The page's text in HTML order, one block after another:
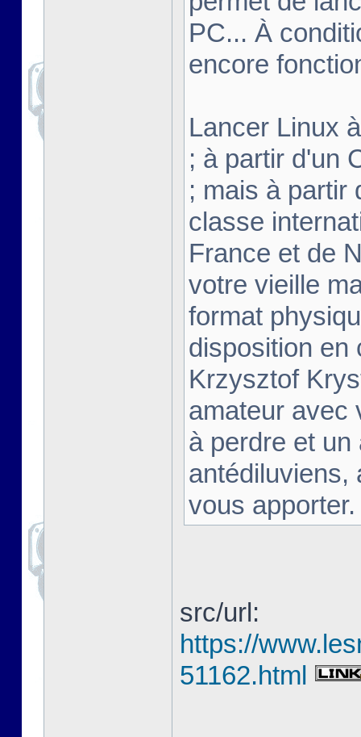
PC... À
encore
Lancer Linux
; à partir d'un
; mais à partir
classe
France et de
votre vieille
format
disposition en
Krzysztof
amateur avec
à perdre et
antédiluviens,
vous
src/url:
https://
51162.html